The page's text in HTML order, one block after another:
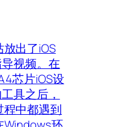
出了iOS
视频。在
芯片iOS设
具之后，
中都遇到